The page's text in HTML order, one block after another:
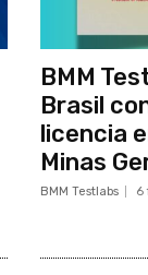
BMM
Brasil
licencia
Minas
BMM Testlabs 6